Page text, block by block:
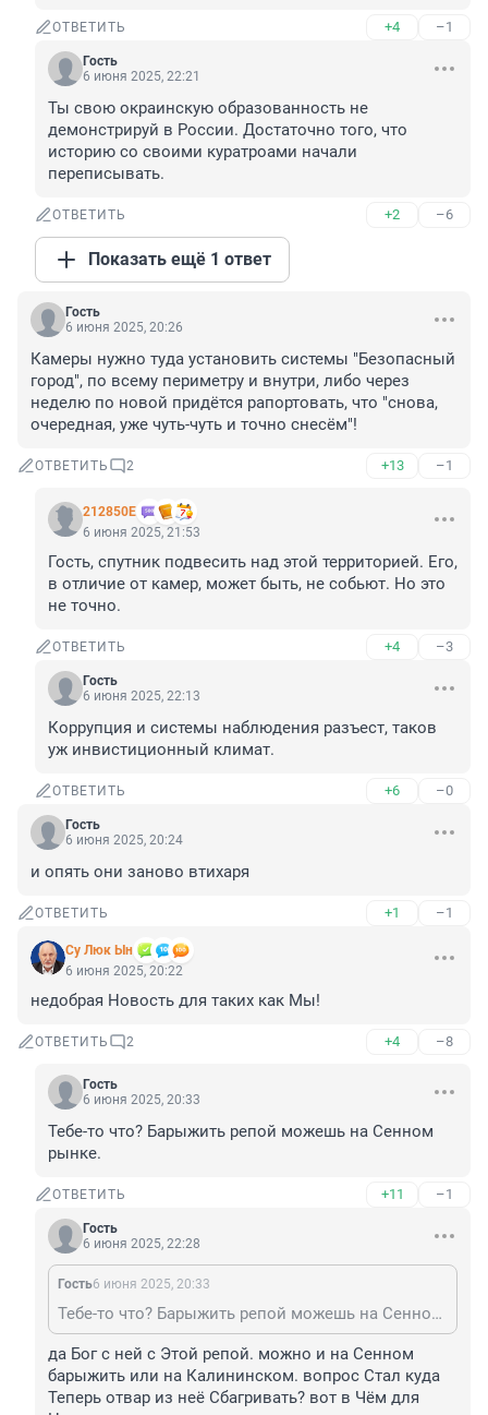
ОТВЕТИТЬ +4 –1
Гость
6 июня 2025, 22:21
Ты свою окраинскую образованность не
демонстрируй в России. Достаточно того, что
историю со своими куратроами начали
переписывать.
ОТВЕТИТЬ +2 –6
Показать ещё 1 ответ
Гость
6 июня 2025, 20:26
Камеры нужно туда установить системы "Безопасный
город", по всему периметру и внутри, либо через
неделю по новой придётся рапортовать, что "снова,
очередная, уже чуть-чуть и точно снесём"!
ОТВЕТИТЬ 2 +13 –1
212850Е
6 июня 2025, 21:53
Гость, спутник подвесить над этой территорией. Его,
в отличие от камер, может быть, не собьют. Но это
не точно.
ОТВЕТИТЬ +4 –3
Гость
6 июня 2025, 22:13
Коррупция и системы наблюдения разъест, таков
уж инвистиционный климат.
ОТВЕТИТЬ +6 –0
Гость
6 июня 2025, 20:24
и опять они заново втихаря
ОТВЕТИТЬ +1 –1
Су Люк Ын
6 июня 2025, 20:22
недобрая Новость для таких как Мы!
ОТВЕТИТЬ 2 +4 –8
Гость
6 июня 2025, 20:33
Тебе-то что? Барыжить репой можешь на Сенном
рынке.
ОТВЕТИТЬ +11 –1
Гость
6 июня 2025, 22:28
Гость6 июня 2025, 20:33
Тебе-то что? Барыжить репой можешь на Сенном рынке.
да Бог с ней с Этой репой. можно и на Сенном
барыжить или на Калининском. вопрос Стал куда
Теперь отвар из неё Сбагривать? вот в Чём для